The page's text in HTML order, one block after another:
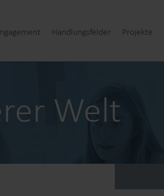
Handlungsfelder Projekte
Welt